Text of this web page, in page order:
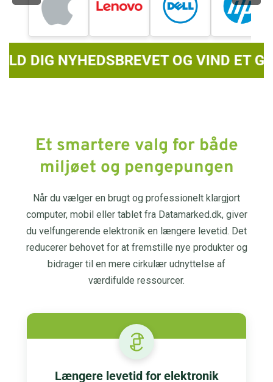
OG VIND ET GAVEKORT
Et smartere valg for både
miljøet og pengepungen
Når du vælger en brugt og professionelt klargjort
computer, mobil eller tablet fra Datamarked.dk, giver
du velfungerende elektronik en længere levetid. Det
reducerer behovet for at fremstille nye produkter og
bidrager til en mere cirkulær udnyttelse af
værdifulde ressourcer.
Længere levetid for elektronik